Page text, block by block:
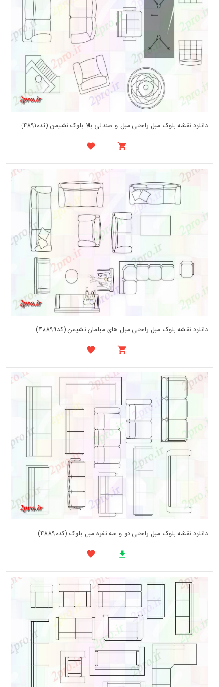
دانلود نقشه بلوک مبل راحتی مبل و صندلی بالا بلوک نشیمن (کد48910)
دانلود نقشه بلوک مبل راحتی مبل های مبلمان نشیمن (کد48899)
دانلود نقشه بلوک مبل راحتی دو و سه نفره مبل بلوک (کد48890)